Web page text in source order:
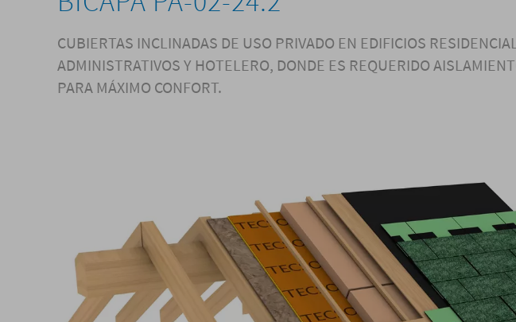
CUBIERTAS INCLINADAS DE USO PRIVADO EN EDIFICIOS
ADMINISTRATIVOS Y HOTELERO, DONDE ES REQUERIDO
PARA MÁXIMO CONFORT.